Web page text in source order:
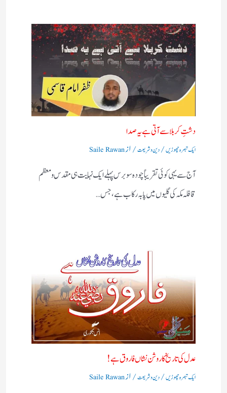
دشتِ کربلا سے آتی ہے یہ صدا
ایک تبصرہ چھوڑیں/دین و شریعت/ ازSaile Rawan
آج سے یہی کوئی تقریباً چودہ سو برس پہلے ایک نہایت ہی مقدس و معظم
قافلہ مکہ کی گلیوں میں پا بہ رکاب ہے، جس…
عدل کی تاریخ کا روشن نشاں فاروق ہے!
ایک تبصرہ چھوڑیں/دین و شریعت/ ازSaile Rawan